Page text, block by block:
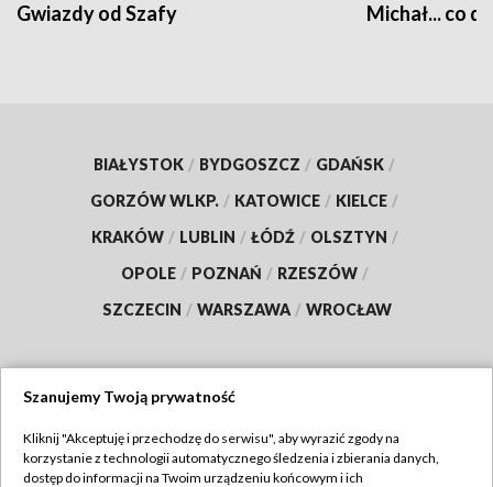
Gwiazdy od Szafy Michał... co
BIAŁYSTOK / BYDGOSZCZ / GDAŃSK /
GORZÓW WLKP. / KATOWICE / KIELCE /
KRAKÓW / LUBLIN / ŁÓDŹ / OLSZTYN /
OPOLE / POZNAŃ / RZESZÓW /
SZCZECIN / WARSZAWA / WROCŁAW
TVP
Szanujemy Twoją prywatność
Kliknij "Akceptuję i przechodzę do serwisu", aby wyrazić zgody na
korzystanie z technologii automatycznego śledzenia i zbierania danych,
dostęp do informacji na Twoim urządzeniu końcowym i ich